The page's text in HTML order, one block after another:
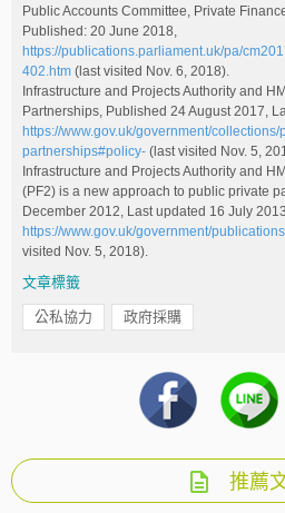
Public Accounts Committee, Private
Published: 20 June 2018,
https://publications.parliament.uk/pa/
402.htm (last visited Nov. 6, 2018).
Infrastructure and Projects Authority and
Partnerships, Published 24 August 2017,
https://www.gov.uk/government/
partnerships#policy- (last visited Nov. 5,
Infrastructure and Projects Authority and
(PF2) is a new approach to public private
December 2012, Last updated 16 July 2013,
https://www.gov.uk/government/
visited Nov. 5, 2018).
文章標籤
公私協力 政府採購
推薦